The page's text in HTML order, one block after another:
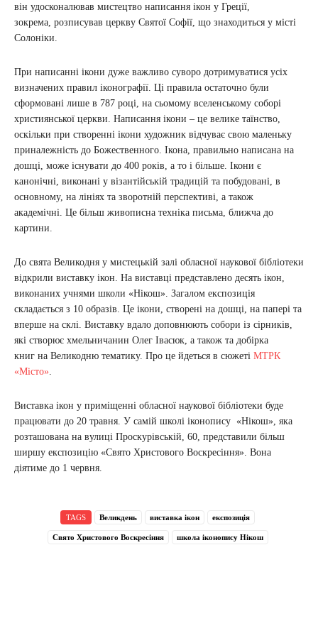
він удосконалював мистецтво написання ікон у Греції,
зокрема, розписував церкву Святої Софії, що знаходиться у місті
Солоніки.
При написанні ікони дуже важливо суворо дотримуватися усіх
визначених правил іконографії. Ці правила остаточно були
сформовані лише в 787 році, на сьомому вселенському соборі
християнської церкви. Написання ікони – це велике таїнство,
оскільки при створенні ікони художник відчуває свою маленьку
приналежність до Божественного. Ікона, правильно написана на
дошці, може існувати до 400 років, а то і більше. Ікони є
канонічні, виконані у візантійській традицій та побудовані, в
основному, на лініях та зворотній перспективі, а також
академічні. Це більш живописна техніка письма, ближча до
картини.
До свята Великодня у мистецькій залі обласної наукової бібліотеки
відкрили виставку ікон. На виставці представлено десять ікон,
виконаних учнями школи «Нікош». Загалом експозиція
складається з 10 образів. Це ікони, створені на дошці, на папері та
вперше на склі. Виставку вдало доповнюють собори із сірників,
які створює хмельничанин Олег Івасюк, а також та добірка
книг на Великодню тематику. Про це йдеться в сюжеті МТРК
«Місто»
Виставка ікон у приміщенні обласної наукової бібліотеки буде
працювати до 20 травня. У самій школі іконопису «Нікош», яка
розташована на вулиці Проскурівській, 60, представили більш
ширшу експозицію «Свято Христового Воскресіння». Вона
діятиме до 1 червня.
TAGS Великдень виставка ікон експозиція
Свято Христового Воскресіння школа іконопису Нікош